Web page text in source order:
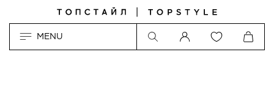
MENU